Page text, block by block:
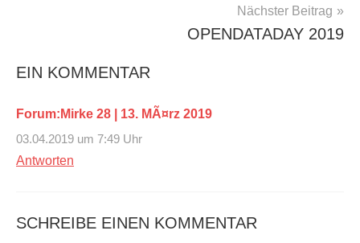
Nächster Beitrag
OPENDATADAY 2019
EIN KOMMENTAR
Forum:Mirke 28 | 13. MÃ¤rz 2019
03.04.2019 um 7:49 Uhr
Antworten
SCHREIBE EINEN KOMMENTAR